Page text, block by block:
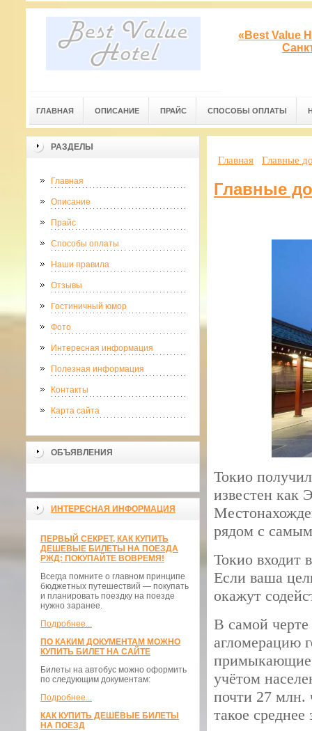
«Best Value
ГЛАВНАЯ ОПИСАНИЕ ПРАЙС СПОСОБЫ ОПЛАТЫ
РАЗДЕЛЫ
Главная
Описание
Прайс
Способы оплаты
Наши правила
Отзывы
Гостиничный юмор
Фото
Интересная информация
Полезная информация
Контакты
Карта сайта
ОБЪЯВЛЕНИЯ
ИНТЕРЕСНАЯ ИНФОРМАЦИЯ
ПЕРВЫЙ СЕКРЕТ, КАК КУПИТЬ
ДЕШЕВЫЕ БИЛЕТЫ НА ПОЕЗДА
РЖД: ПОКУПАЙТЕ ВОВРЕМЯ!
Всегда помните о главном принципе
бюджетных путешествий — покупать
и планировать поездку на поезде
нужно заранее.
Подробнее...
ПО КАКИМ ДОКУМЕНТАМ МОЖНО
КУПИТЬ БИЛЕТ НА САЙТЕ
Билеты на автобус можно оформить
по следующим документам:
Подробнее...
КАК КУПИТЬ ДЕШЁВЫЕ БИЛЕТЫ
НА ПОЕЗД
Главная Главные
Главные
Токио
известен как
рядом с
Токио входит
Если ваша
окажут
В самой
агломерацию
примыкающие
учётом
почти 27 млн.
такое